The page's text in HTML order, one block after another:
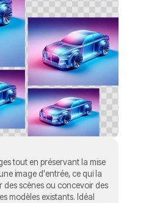
tout en préservant la mise
image d'entrée, ce qui la
scènes ou concevoir des
modèles existants. Idéal